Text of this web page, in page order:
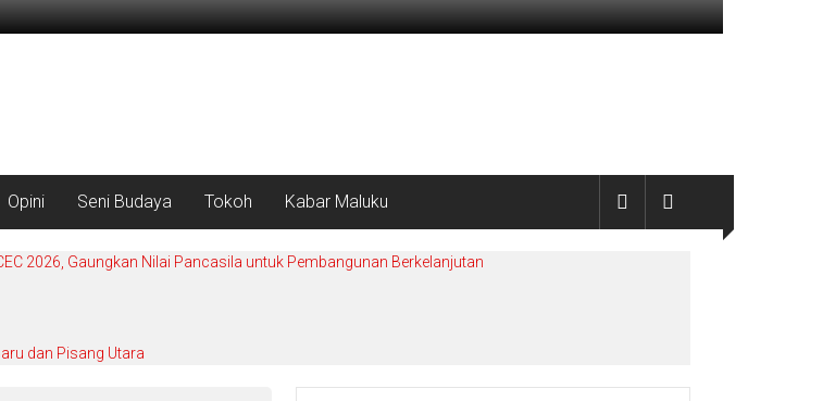
Opini Seni Budaya Tokoh Kabar Maluku
2026, Gaungkan Nilai Pancasila untuk Pembangunan Berkelanjutan
dan Pisang Utara